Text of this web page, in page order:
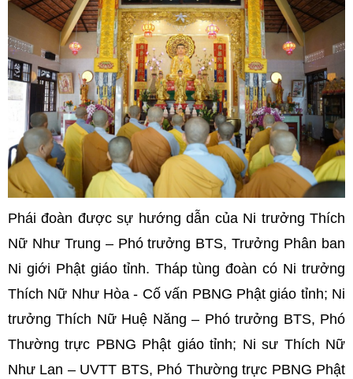
Phái đoàn được sự hướng dẫn của Ni trưởng Thích
Nữ Như Trung – Phó trưởng BTS, Trưởng Phân ban
Ni giới Phật giáo tỉnh. Tháp tùng đoàn có Ni trưởng
Thích Nữ Như Hòa - Cố vấn PBNG Phật giáo tỉnh; Ni
trưởng Thích Nữ Huệ Năng – Phó trưởng BTS, Phó
Thường trực PBNG Phật giáo tỉnh; Ni sư Thích Nữ
Như Lan – UVTT BTS, Phó Thường trực PBNG Phật